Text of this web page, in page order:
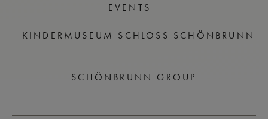
EVENTS
KINDERMUSEUM SCHLOSS SCHÖNBRUNN
SCHÖNBRUNN GROUP